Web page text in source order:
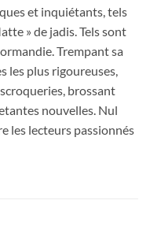
et inquiétants, tels
» de jadis. Tels sont
Trempant sa
les plus rigoureuses,
brossant
nouvelles. Nul
les lecteurs passionnés